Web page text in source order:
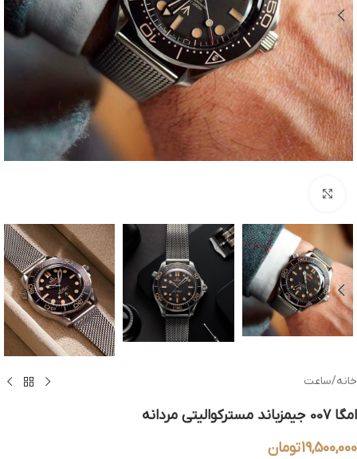
خانه/ساعت
امگا 007 جیمزباند مسترکوالیتی مردانه
19,500,000تومان